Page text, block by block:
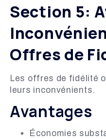
Section 5:
Offres de
Les offres de fidélité
leurs inconvénients.
Avantages
Économies